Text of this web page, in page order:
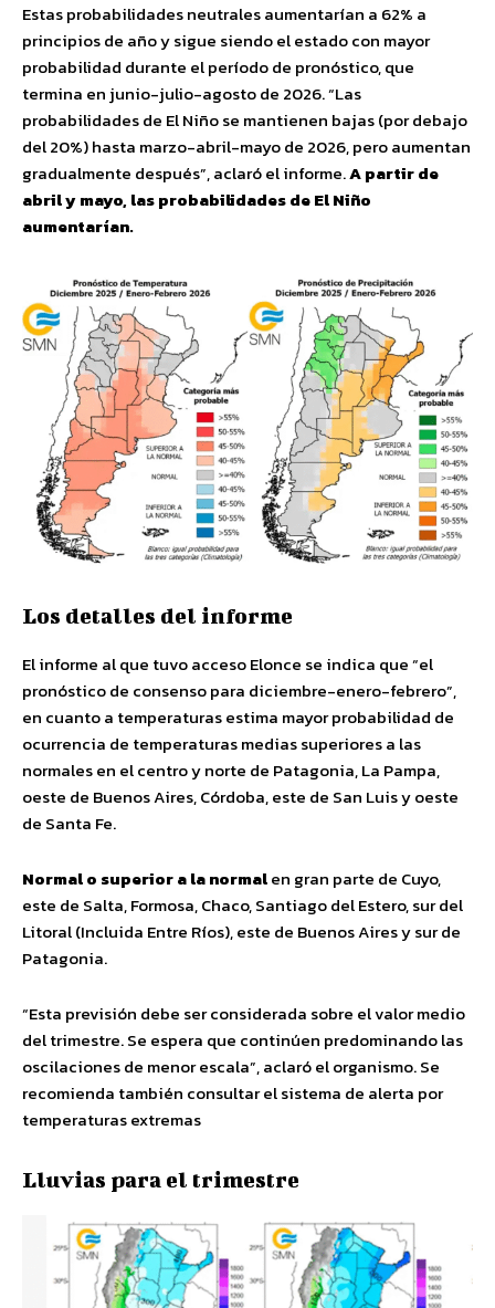
Estas probabilidades neutrales aumentarían a 62% a
principios de año y sigue siendo el estado con mayor
probabilidad durante el período de pronóstico, que
termina en junio-julio-agosto de 2026. “Las
probabilidades de El Niño se mantienen bajas (por debajo
del 20%) hasta marzo-abril-mayo de 2026, pero aumentan
gradualmente después”, aclaró el informe.A partir de
abril y mayo, las probabilidades de El Niño
aumentarían.
Los detalles del informe
El informe al que tuvo acceso Elonce se indica que “el
pronóstico de consenso para diciembre-enero-febrero”,
en cuanto a temperaturas estima mayor probabilidad de
ocurrencia de temperaturas medias superiores a las
normales en el centro y norte de Patagonia, La Pampa,
oeste de Buenos Aires, Córdoba, este de San Luis y oeste
de Santa Fe.
Normal o superior a la normalen gran parte de Cuyo,
este de Salta, Formosa, Chaco, Santiago del Estero, sur del
Litoral (Incluida Entre Ríos), este de Buenos Aires y sur de
Patagonia.
“Esta previsión debe ser considerada sobre el valor medio
del trimestre. Se espera que continúen predominando las
oscilaciones de menor escala”, aclaró el organismo. Se
recomienda también consultar el sistema de alerta por
temperaturas extremas
Lluvias para el trimestre